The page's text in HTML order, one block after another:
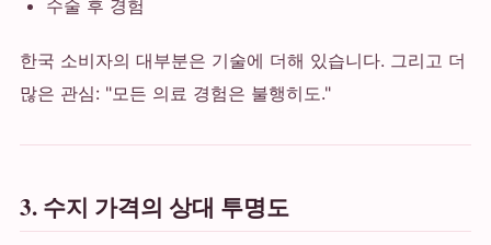
수술 후 경험
한국 소비자의 대부분은 기술에 더해 있습니다. 그리고 더
많은 관심: "모든 의료 경험은 불행히도."
3. 수지 가격의 상대 투명도